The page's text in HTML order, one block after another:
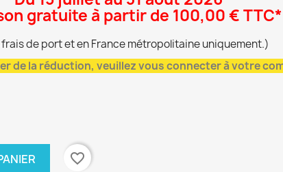
gratuite à partir de 100,00 € TTC*
de port et en France métropolitaine uniquement.)
de la réduction, veuillez vous connecter à votre
favorite_border